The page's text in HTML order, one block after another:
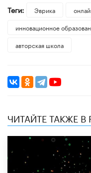
Теги: Эврика
инновационное
авторская школа
ЧИТАЙТЕ ТАКЖЕ В